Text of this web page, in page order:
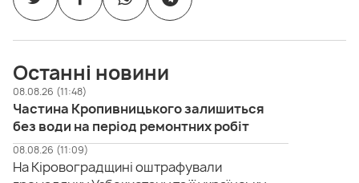
Останні новини
08.08.26 (11:48)
Частина Кропивницького залишиться
без води на період ремонтних робіт
08.08.26 (11:09)
На Кіровоградщині оштрафували